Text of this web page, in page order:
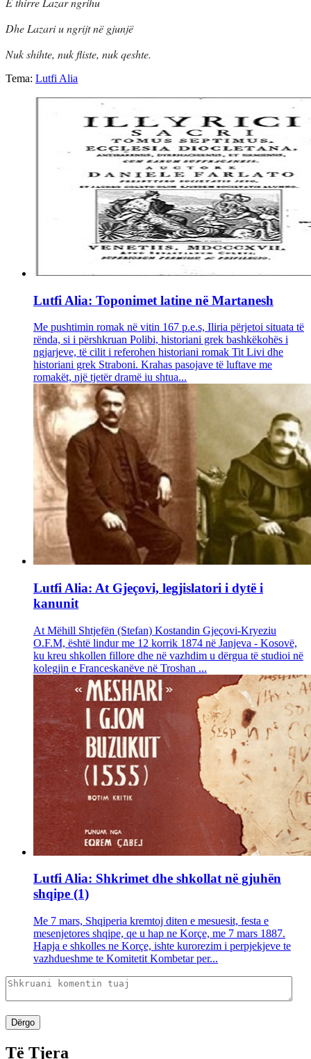
Dhe Lazari u ngrijt në gjunjë
Nuk shihte, nuk fliste, nuk qeshte.
Tema: Lutfi Alia
Lutfi Alia: Toponimet latine në Martanesh
Me pushtimin romak në vitin 167 p.e.s, Iliria përjetoi situata të
rënda, si i përshkruan Polibi, historiani grek bashkëkohës i
ngjarjeve, të cilit i referohen historiani romak Tit Livi dhe
historiani grek Straboni. Krahas pasojave të luftave me
romakët, një tjetër dramë iu shtua...
Lutfi Alia: At Gjeçovi, legjislatori i dytë i
kanunit
At Mëhill Shtjefën (Stefan) Kostandin Gjeçovi-Kryeziu
O.F.M, është lindur me 12 korrik 1874 në Janjeva - Kosovë,
ku kreu shkollen fillore dhe në vazhdim u dërgua të studioi në
kolegjin e Franceskanëve në Troshan ...
Lutfi Alia: Shkrimet dhe shkollat në gjuhën
shqipe (1)
Me 7 mars, Shqiperia kremtoj diten e mesuesit, festa e
mesenjetores shqipe, qe u hap ne Korçe, me 7 mars 1887.
Hapja e shkolles ne Korçe, ishte kurorezim i perpjekjeve te
vazhdueshme te Komitetit Kombetar per...
Dërgo
Të Tjera